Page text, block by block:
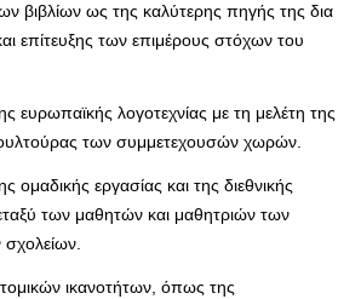
βιβλίων ως της καλύτερης πηγής της δια
επίτευξης των επιμέρους στόχων του
ευρωπαϊκής λογοτεχνίας με τη μελέτη της
των συμμετεχουσών χωρών.
εργασίας και της διεθνικής
των μαθητών και μαθητριών των
ικανοτήτων, όπως της